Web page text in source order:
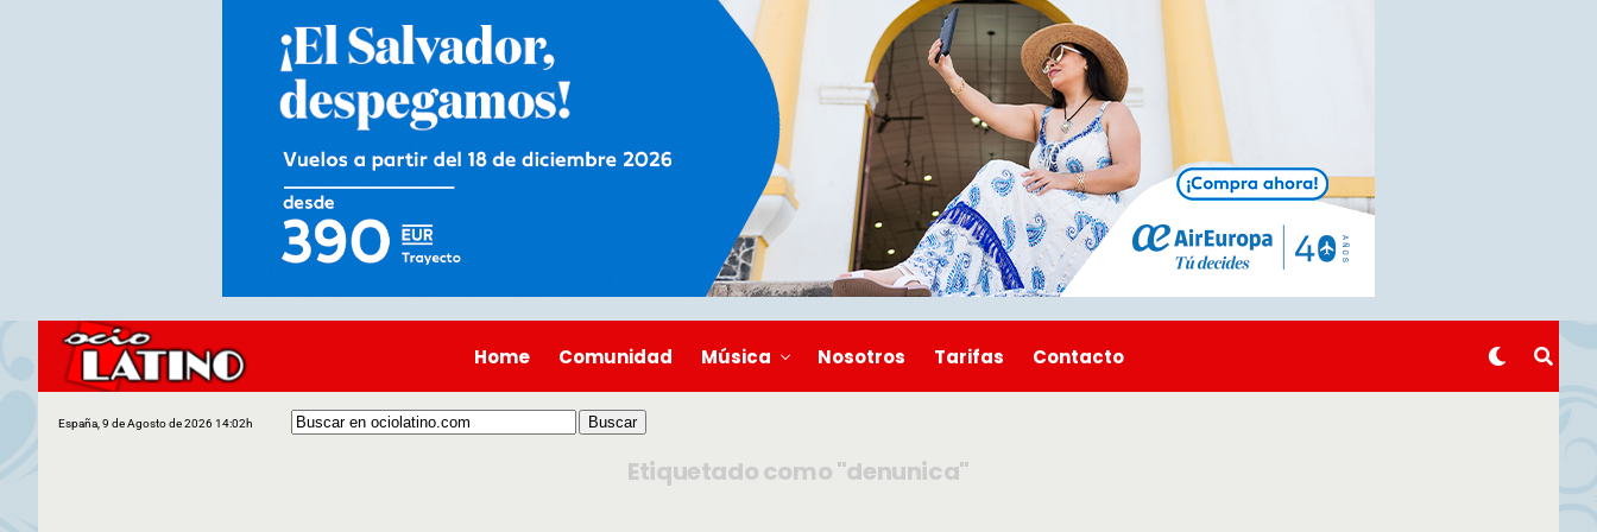
Home Comunidad Música Nosotros Tarifas Contacto
España, 9 de Agosto de 2026 14:02h
Etiquetado como "denunica"